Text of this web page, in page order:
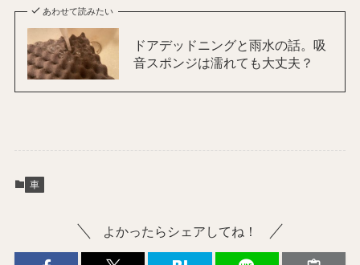
あわせて読みたい
ドアデッドニングと雨水の話。吸
音スポンジは濡れても大丈夫？
車
よかったらシェアしてね！